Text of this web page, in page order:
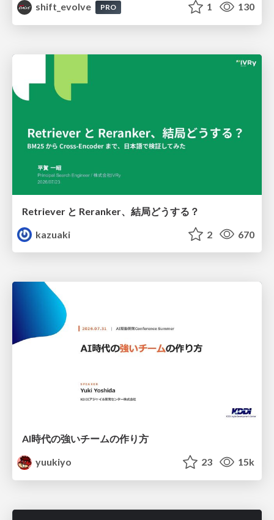
shift_evolve
PRO 1 130
Retriever と Reranker、結局どうする？
kazuaki
2 670
AI時代の強いチームの作り方
yuukiyo
23 15k